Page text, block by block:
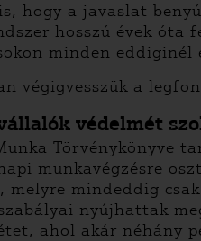
hogy a javaslat
hosszú évek
minden
végigvesszük a
védelmét
Törvénykönyve
munkavégzésre
melyre mindeddig
nyújhattak
ahol akár néhány